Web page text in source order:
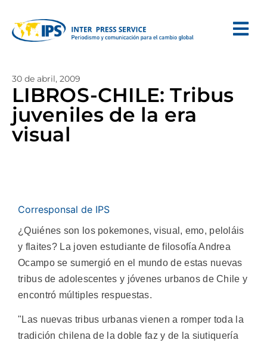
30 de abril, 2009
LIBROS-CHILE: Tribus
juveniles de la era
visual
Corresponsal de IPS
¿Quiénes son los pokemones, visual, emo, peloláis
y flaites? La joven estudiante de filosofía Andrea
Ocampo se sumergió en el mundo de estas nuevas
tribus de adolescentes y jóvenes urbanos de Chile y
encontró múltiples respuestas.
"Las nuevas tribus urbanas vienen a romper toda la
tradición chilena de la doble faz y de la siutiquería